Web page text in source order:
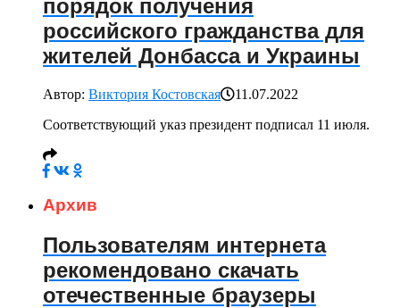
порядок получения
российского гражданства для
жителей Донбасса и Украины
Автор: Виктория Костовская
11.07.2022
Соответствующий указ президент подписал 11 июля.
Архив
Пользователям интернета
рекомендовано скачать
отечественные браузеры